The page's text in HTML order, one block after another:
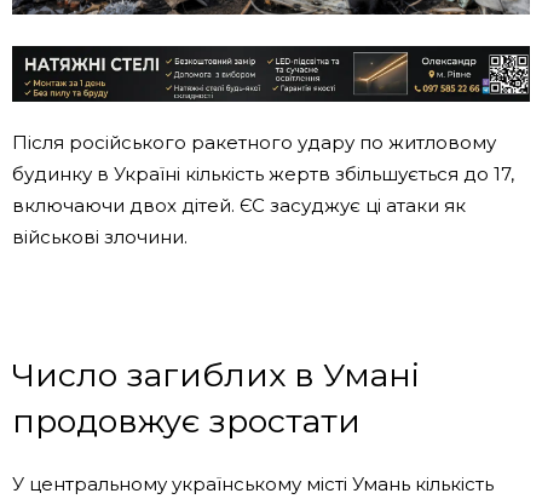
Після російського ракетного удару по житловому
будинку в Україні кількість жертв збільшується до 17,
включаючи двох дітей. ЄС засуджує ці атаки як
військові злочини.
Число загиблих в Умані
продовжує зростати
У центральному українському місті Умань кількість